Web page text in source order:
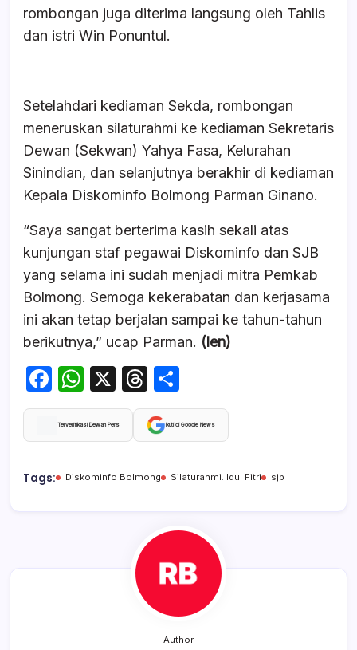
rombongan juga diterima langsung oleh Tahlis
dan istri Win Ponuntul.
Setelahdari kediaman Sekda, rombongan
meneruskan silaturahmi ke kediaman Sekretaris
Dewan (Sekwan) Yahya Fasa, Kelurahan
Sinindian, dan selanjutnya berakhir di kediaman
Kepala Diskominfo Bolmong Parman Ginano.
“Saya sangat berterima kasih sekali atas
kunjungan staf pegawai Diskominfo dan SJB
yang selama ini sudah menjadi mitra Pemkab
Bolmong. Semoga kekerabatan dan kerjasama
ini akan tetap berjalan sampai ke tahun-tahun
berikutnya,” ucap Parman. (len)
F
a
c
b
W
h
at
A
X
T
hr
e
d
h
ar
Terverifikasi Dewan Pers Ikuti di Google News
Tags: Diskominfo Bolmong Silaturahmi. Idul Fitri sjb
Author